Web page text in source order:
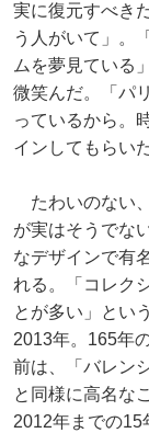
実に復元すべき
う人がいて」。
ムを夢見ている
微笑んだ。「パ
っているから。
インしてもらい
たわいのない
が実はそうでな
なデザインで有
れる。「コレク
とが多い」とい
2013年。165年
前は、「バレン
と同様に高名な
2012年までの15